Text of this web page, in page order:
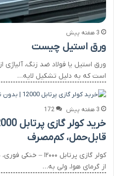
3 هفته پیش
ورق استیل چیست
است که به دلیل تشکیل لایه…
3 هفته پیش 172
قابل‌حمل، کم‌مصرف
کولر گازی پرتابل
از گرمای هوا، ولی به…